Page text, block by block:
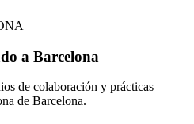
a Barcelona
de colaboración y prácticas
de Barcelona.